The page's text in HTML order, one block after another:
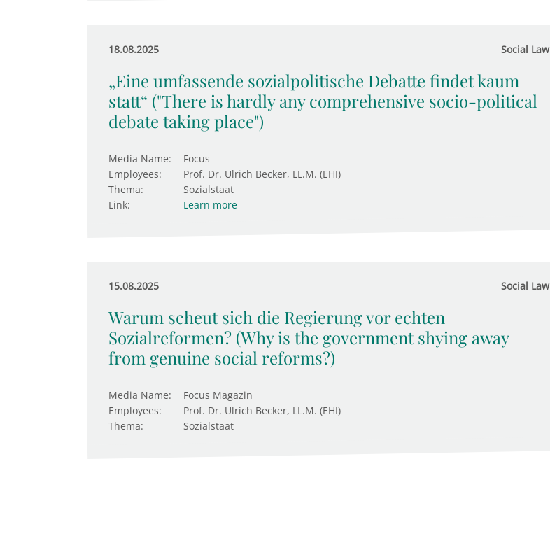
18.08.2025 Social Law
„Eine umfassende sozialpolitische Debatte findet kaum
statt“ ("There is hardly any comprehensive socio-political
debate taking place")
Media Name:
Focus
Employees:
Prof. Dr. Ulrich Becker, LL.M. (EHI)
Thema:
Sozialstaat
Link:
Learn more
15.08.2025 Social Law
Warum scheut sich die Regierung vor echten
Sozialreformen? (Why is the government shying away
from genuine social reforms?)
Media Name:
Focus Magazin
Employees:
Prof. Dr. Ulrich Becker, LL.M. (EHI)
Thema:
Sozialstaat